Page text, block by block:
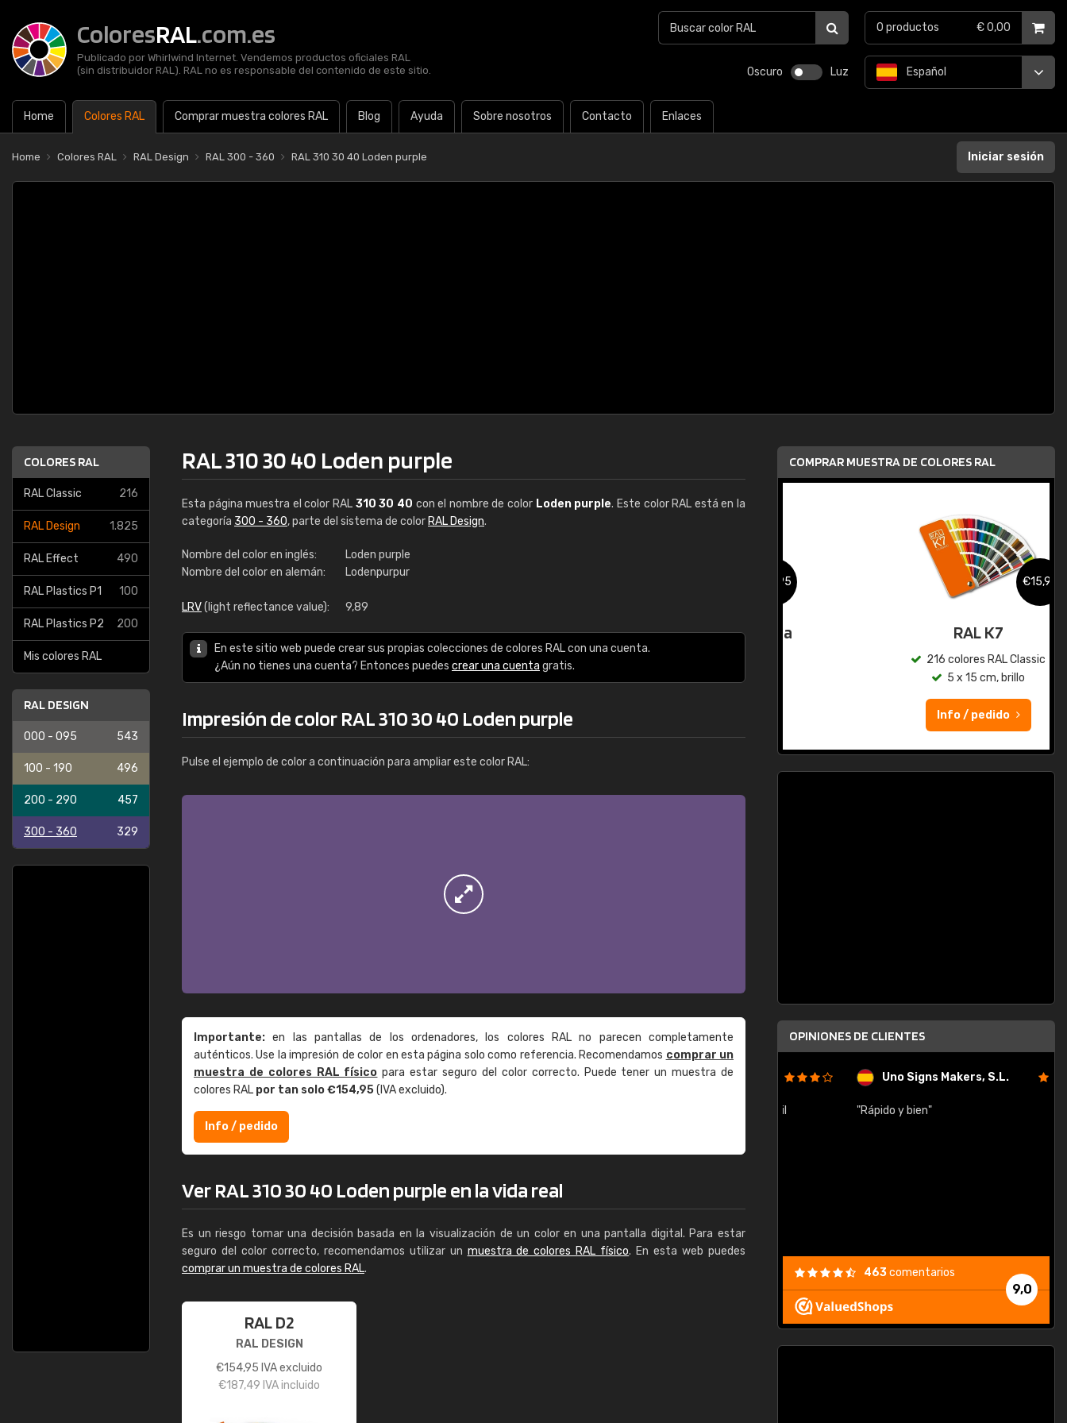
ColoresRAL.com.es
Publicado por Whirlwind Internet. Vendemos productos oficiales RAL
(sin distribuidor RAL). RAL no es responsable del contenido de este sitio.
Oscuro Luz
Home Colores RAL Comprar muestra colores RAL Blog Ayuda Sobre nosotros Contacto Enlaces
Español
0 productos € 0,00
Home Colores RAL RAL Design RAL 300 - 360 RAL 310 30 40 Loden purple Iniciar sesión
COLORES RAL
RAL Classic 216
RAL Design 1.825
RAL Effect 490
RAL Plastics P1 100
RAL Plastics P2 200
Mis colores RAL
RAL DESIGN
000 - 095 543
100 - 190 496
200 - 290 457
300 - 360 329
RAL 310 30 40 Loden purple
Esta página muestra el color RAL 310 30 40 con el nombre de color Loden purple. Este color RAL está en la
categoría 300 - 360, parte del sistema de color RAL Design.
Nombre del color en inglés:
Loden purple
Nombre del color en alemán:
Lodenpurpur
LRV(light reflectance value): 9,89
En este sitio web puede crear sus propias colecciones de colores RAL con una cuenta.
¿Aún no tienes una cuenta? Entonces puedes crear una cuenta gratis.
Impresión de color RAL 310 30 40 Loden purple
Pulse el ejemplo de color a continuación para ampliar este color RAL:
Importante: en las pantallas de los ordenadores, los colores RAL no parecen completamente
auténticos. Use la impresión de color en esta página solo como referencia. Recomendamos comprar un
muestra de colores RAL físico para estar seguro del color correcto. Puede tener un muestra de
colores RAL por tan solo €154,95(IVA excluido).
Info / pedido
Ver RAL 310 30 40 Loden purple en la vida real
Es un riesgo tomar una decisión basada en la visualización de un color en una pantalla digital. Para estar
seguro del color correcto, recomendamos utilizar un muestra de colores RAL físico. En esta web puedes
comprar un muestra de colores RAL.
RAL D2
RAL DESIGN
€154,95 IVA excluido
€187,49 IVA incluido
COMPRAR MUESTRA DE COLORES RAL
RAL K7 a base de agua
€15,95
216 colores RAL Classic
5 x 15 cm, brillo
Info / pedido
OPINIONES DE CLIENTES
Enrique Uno Signs Makers, S.L.
"Rápido y bien"
9,0
463comentarios